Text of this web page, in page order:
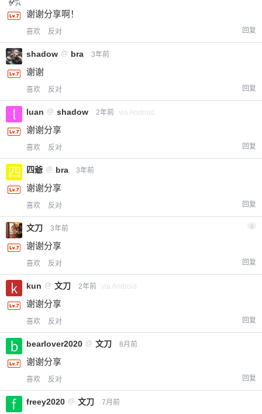
谢谢分享啊！
喜欢 反对 回复
shadow @ bra 3年前
谢谢
喜欢 反对 回复
luan @ shadow 2年前 via Android
谢谢分享
喜欢 反对 回复
四爺 @ bra 3年前
谢谢分享
喜欢 反对 回复
文刀 3年前 9
谢谢分享
喜欢 反对 回复
kun @ 文刀 2年前 via Android
谢谢分享
喜欢 反对 回复
bearlover2020 @ 文刀 8月前
谢谢分享
喜欢 反对 回复
freey2020 @ 文刀 7月前